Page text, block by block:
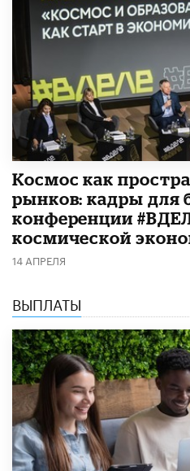
Космос как
рынков: кадры для
конференции
космической
14 АПРЕЛЯ
ВЫПЛАТЫ